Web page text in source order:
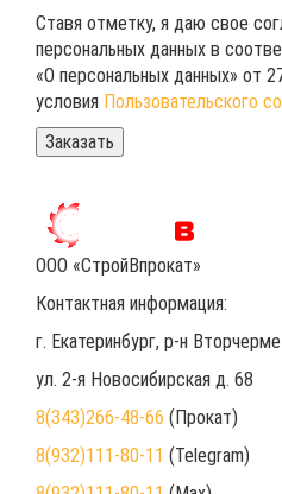
Ставя отметку, я даю свое
персональных данных в
«О персональных данных» от
условия Пользовательского
ООО «СтройВпрокат»
Контактная информация:
г. Екатеринбург, р-н
ул. 2-я Новосибирская д. 68
8(343)266-48-66 (Прокат)
8(932)111-80-11 (Telegram)